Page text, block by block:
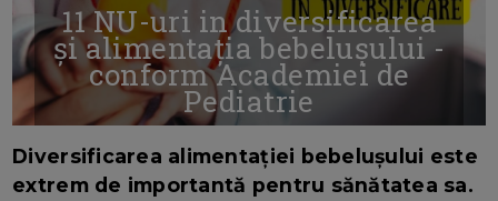
11 NU-uri in diversificarea
și alimentația bebelușului -
conform Academiei de
Pediatrie
Diversificarea alimentației bebelușului este
extrem de importantă pentru sănătatea sa.